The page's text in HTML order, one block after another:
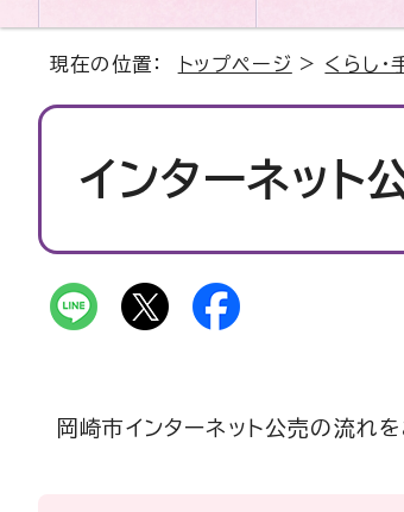
現在の位置： トップページ > くらし・
インターネット
岡崎市インターネット公売の流れを